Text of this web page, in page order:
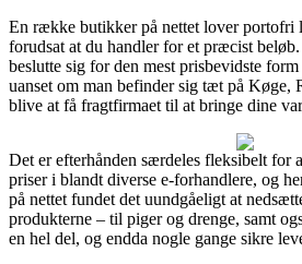
En række butikker på nettet lover portofri
forudsat at du handler for et præcist
beslutte sig for den mest prisbevidste
uanset om man befinder sig tæt på Køge,
blive at få fragtfirmaet til at bringe dine
Det er efterhånden særdeles fleksibelt for
priser i blandt diverse e-forhandlere, og
på nettet fundet det uundgåeligt at
produkterne – til piger og drenge, samt
en hel del, og endda nogle gange sikre